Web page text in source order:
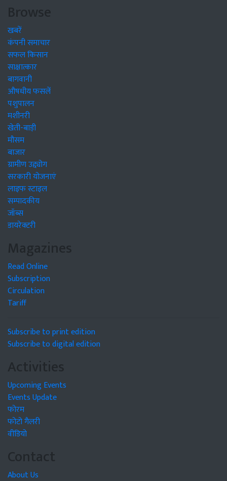
Browse
खबरें
कंपनी समाचार
सफल किसान
साक्षात्कार
बागवानी
औषधीय फसलें
पशुपालन
मशीनरी
खेती-बाड़ी
मौसम
बाजार
ग्रामीण उद्द्योग
सरकारी योजनाएं
लाइफ स्टाइल
सम्पादकीय
जॉब्स
डायरेक्टरी
Magazines
Read Online
Subscription
Circulation
Tariff
Subscribe to print edition
Subscribe to digital edition
Activities
Upcoming Events
Events Update
फोरम
फोटो गैलरी
वीडियो
Contact
About Us